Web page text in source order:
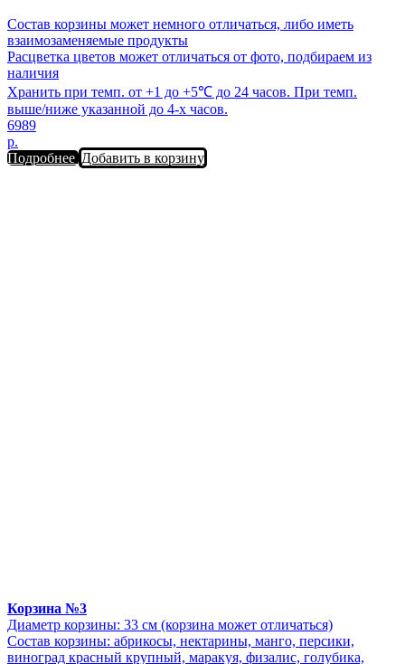
Состав корзины может немного отличаться, либо иметь
взаимозаменяемые продукты
Расцветка цветов может отличаться от фото, подбираем из
наличия
Хранить при темп. от +1 до +5℃ до 24 часов. При темп.
выше/ниже указанной до 4-х часов.
6989
р.
Подробнее Добавить в корзину
Корзина №3
Диаметр корзины: 33 см (корзина может отличаться)
Состав корзины: абрикосы, нектарины, манго, персики,
виноград красный крупный, маракуя, физалис, голубика,